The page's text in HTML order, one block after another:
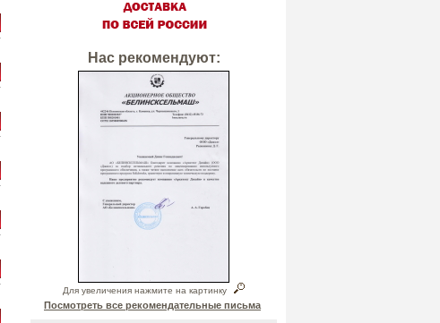
Нас рекомендуют:
Для увеличения нажмите на картинку
Посмотреть все рекомендательные письма